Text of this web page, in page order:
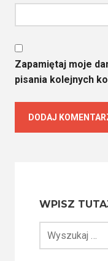
Zapamiętaj moje
pisania kolejnych
WPISZ